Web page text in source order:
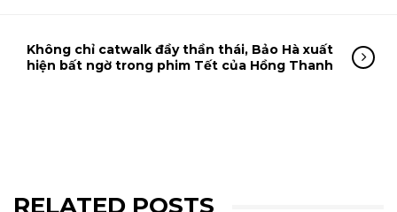
Không chỉ catwalk đầy thần thái, Bảo Hà xuất
hiện bất ngờ trong phim Tết của Hồng Thanh
RELATED POSTS